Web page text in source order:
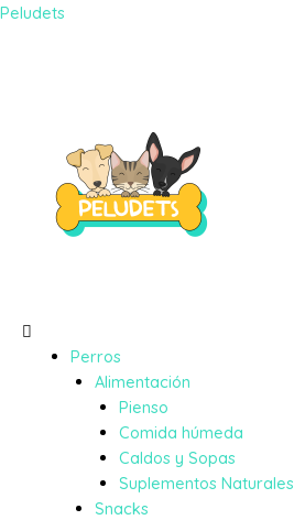
Peludets
Perros
Alimentación
Pienso
Comida húmeda
Caldos y Sopas
Suplementos Naturales
Snacks